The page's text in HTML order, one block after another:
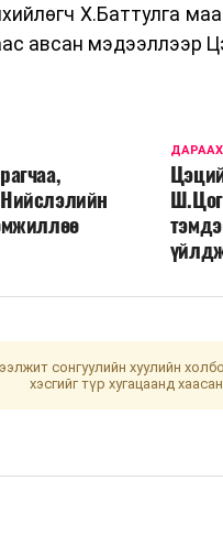
Х.Баттулга
авсан мэдээллээр
сонгуулийн хуулийн
хэсгийг түр хугацаанд